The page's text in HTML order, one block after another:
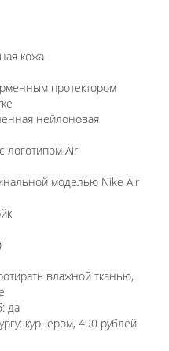
кожа
протектором
нейлоновая
логотипом Air
моделью Nike Air
влажной тканью,
да
курьером, 490 рублей